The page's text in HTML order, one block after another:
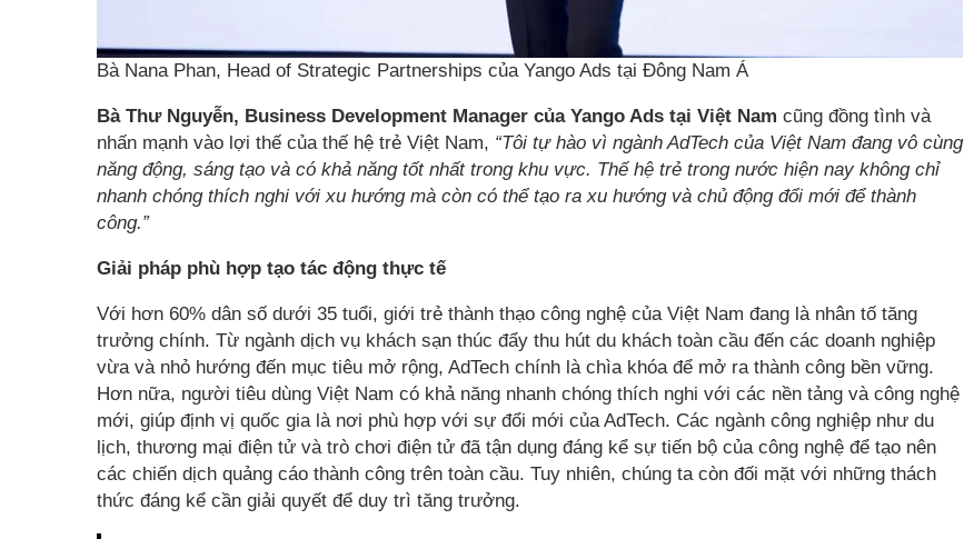
Bà Nana Phan, Head of Strategic Partnerships của Yango Ads tại Đông Nam Á
Bà Thư Nguyễn, Business Development Manager của Yango Ads tại Việt Nam cũng đồng tình và
nhấn mạnh vào lợi thế của thế hệ trẻ Việt Nam, “Tôi tự hào vì ngành AdTech của Việt Nam đang vô cùng
năng động, sáng tạo và có khả năng tốt nhất trong khu vực. Thế hệ trẻ trong nước hiện nay không chỉ
nhanh chóng thích nghi với xu hướng mà còn có thể tạo ra xu hướng và chủ động đổi mới để thành
công.”
Giải pháp phù hợp tạo tác động thực tế
Với hơn 60% dân số dưới 35 tuổi, giới trẻ thành thạo công nghệ của Việt Nam đang là nhân tố tăng
trưởng chính. Từ ngành dịch vụ khách sạn thúc đẩy thu hút du khách toàn cầu đến các doanh nghiệp
vừa và nhỏ hướng đến mục tiêu mở rộng, AdTech chính là chìa khóa để mở ra thành công bền vững.
Hơn nữa, người tiêu dùng Việt Nam có khả năng nhanh chóng thích nghi với các nền tảng và công nghệ
mới, giúp định vị quốc gia là nơi phù hợp với sự đổi mới của AdTech. Các ngành công nghiệp như du
lịch, thương mại điện tử và trò chơi điện tử đã tận dụng đáng kể sự tiến bộ của công nghệ để tạo nên
các chiến dịch quảng cáo thành công trên toàn cầu. Tuy nhiên, chúng ta còn đối mặt với những thách
thức đáng kể cần giải quyết để duy trì tăng trưởng.